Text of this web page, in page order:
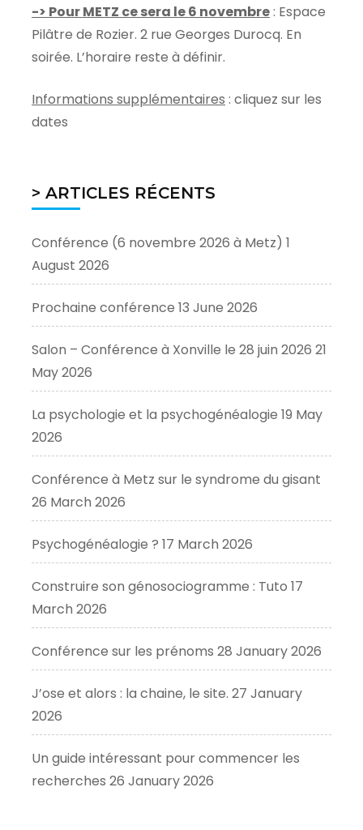
-> Pour METZ ce sera le 6 novembre: Espace
Pilâtre de Rozier. 2 rue Georges Durocq. En
soirée. L’horaire reste à définir.
Informations supplémentaires : cliquez sur les
dates
> ARTICLES RÉCENTS
Conférence (6 novembre 2026 à Metz) 1
August 2026
Prochaine conférence 13 June 2026
Salon – Conférence à Xonville le 28 juin 2026 21
May 2026
La psychologie et la psychogénéalogie 19 May
2026
Conférence à Metz sur le syndrome du gisant
26 March 2026
Psychogénéalogie ? 17 March 2026
Construire son génosociogramme : Tuto 17
March 2026
Conférence sur les prénoms 28 January 2026
J’ose et alors : la chaine, le site. 27 January
2026
Un guide intéressant pour commencer les
recherches 26 January 2026